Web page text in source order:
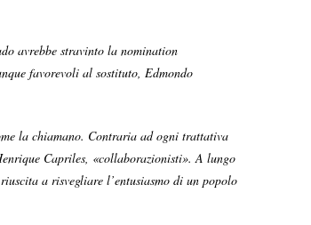
avrebbe stravinto la nomination
favorevoli al sostituto, Edmondo
la chiamano. Contraria ad ogni trattativa
Capriles, «collaborazionisti». A lungo
a risvegliare l’entusiasmo di un popolo